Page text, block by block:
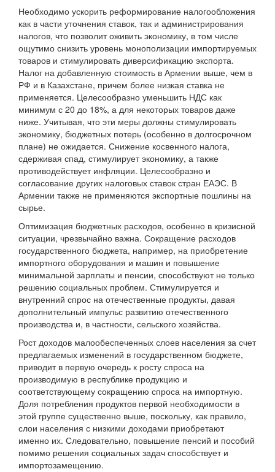
Необходимо ускорить реформирование налогообложения
как в части уточнения ставок, так и администрирования
налогов, что позволит оживить экономику, в том числе
ощутимо снизить уровень монополизации импортируемых
товаров и стимулировать диверсификацию экспорта.
Налог на добавленную стоимость в Армении выше, чем в
РФ и в Казахстане, причем более низкая ставка не
применяется. Целесообразно уменьшить НДС как
минимум с 20 до 18%, а для некоторых товаров даже
ниже. Учитывая, что эти меры должны стимулировать
экономику, бюджетных потерь (особенно в долгосрочном
плане) не ожидается. Снижение косвенного налога,
сдерживая спад, стимулирует экономику, а также
противодействует инфляции. Целесообразно и
согласование других налоговых ставок стран ЕАЭС. В
Армении также не применяются экспортные пошлины на
сырье.
Оптимизация бюджетных расходов, особенно в кризисной
ситуации, чрезвычайно важна. Сокращение расходов
государственного бюджета, например, на приобретение
импортного оборудования и машин и повышение
минимальной зарплаты и пенсии, способствуют не только
решению социальных проблем. Стимулируется и
внутренний спрос на отечественные продукты, давая
дополнительный импульс развитию отечественного
производства и, в частности, сельского хозяйства.
Рост доходов малообеспеченных слоев населения за счет
предлагаемых изменений в государственном бюджете,
приводит в первую очередь к росту спроса на
производимую в республике продукцию и
соответствующему сокращению спроса на импортную.
Доля потребления продуктов первой необходимости в
этой группе существенно выше, поскольку, как правило,
слои населения с низкими доходами приобретают
именно их. Следовательно, повышение пенсий и пособий
помимо решения социальных задач способствует и
импортозамещению.